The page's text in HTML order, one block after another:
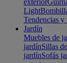
exterior
Light
Tendencias y
Jardín
Muebles de
jardínSillas
jardínSofás